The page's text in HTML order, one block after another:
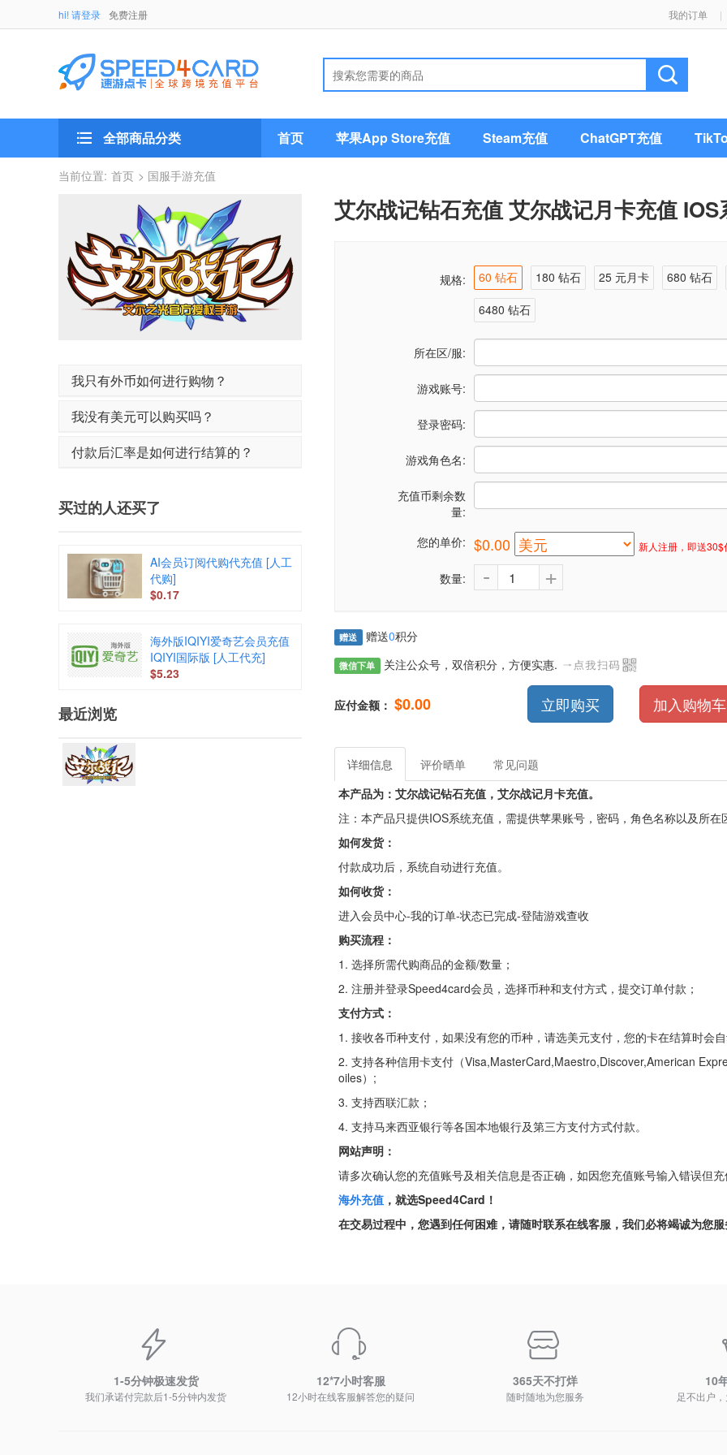
hi! 请登录 免费注册 我的订单 |
全部商品分类 首页 苹果App Store充值 Steam充值 ChatGPT充值
当前位置: 首页 > 国服手游充值
我只有外币如何进行购物？
我没有美元可以购买吗？
付款后汇率是如何进行结算的？
买过的人还买了
AI会员订阅代购代充值 [人工
代购]
$0.17
海外版IQIYI爱奇艺会员充值
IQIYI国际版 [人工代充]
$5.23
最近浏览
艾尔战记钻石充值 艾尔战记月卡充值
规格: 60 钻石 180 钻石 25 元月卡
680 钻石
6480 钻石
所在区/服:
游戏账号:
登录密码:
游戏角色名:
充值币剩余数
量:
您的单价: $0.00 新人注册，即送30$
数量: - +
赠送 赠送0积分
微信下单 关注公众号，双倍积分，方便实惠.
应付金额： $0.00 立即购买 加入购物车
详细信息 评价晒单
常见问题
本产品为：艾尔战记钻石充值，艾尔战记月卡充值。
注：本产品只提供IOS系统充值，需提供苹果账号，密码，角色名称以及所在
如何发货：
付款成功后，系统自动进行充值。
如何收货：
进入会员中心-我的订单-状态已完成-登陆游戏查收
购买流程：
1. 选择所需代购商品的金额/数量；
2. 注册并登录Speed4card会员，选择币种和支付方式，提交订单付款；
支付方式：
1. 接收各币种支付，如果没有您的币种，请选美元支付，您的卡在结算时会
2. 支持各种信用卡支付（Visa,MasterCard,Maestro,Discover,American
oiles）;
3. 支持西联汇款；
4. 支持马来西亚银行等各国本地银行及第三方支付方式付款。
网站声明：
请多次确认您的充值账号及相关信息是否正确，如因您充值账号输入错误但
海外充值 ，就选Speed4Card！
在交易过程中，您遇到任何困难，请随时联系在线客服，我们必将竭诚为您
1-5分钟极速发货
我们承诺付完款后1-5分钟内发货
12*7小时客服
12小时在线客服解答您的疑问
365天不打烊
随时随地为您服务
10
足不出户